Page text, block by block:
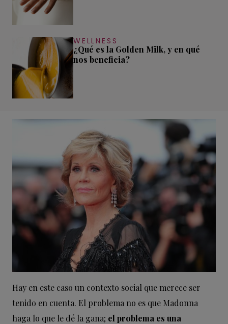
WELLNESS
¿Qué es la Golden Milk, y en qué
nos beneficia?
Hay en este caso un contexto social que merece ser
tenido en cuenta. El problema no es que Madonna
haga lo que le dé la gana; el problema es una